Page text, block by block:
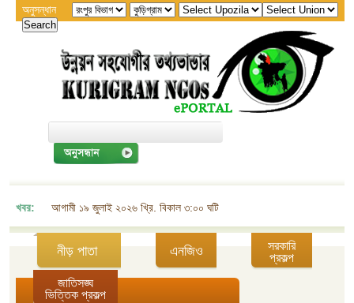
অনুসন্ধান
খবর: আগামী ১৯ জুলাই ২০২৬ খ্রি. বিকাল ৩:০০ ঘটিকায় জেলা এনজিও বিষয়ক সমন্বয়
নীড় পাতা এনজিও
সরকারি
প্রকল্প
জাতিসঙ্ঘ
ভিত্তিক প্রকল্প